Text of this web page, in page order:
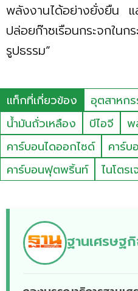
พลังงานได้อย่างยั่งยืน
ปล่อยก๊าซเรือนกระจกในก
รูปธรรม”
แท็กที่เกี่ยวข้อง อุตสาหก
น้ำมันถั่วเหลือง
บีไอจี พ
คาร์บอนไดออกไซด์
คาร์บ
คาร์บอนฟุตพริ้นท์
ไนโตรเ
ฐานเศรษฐ